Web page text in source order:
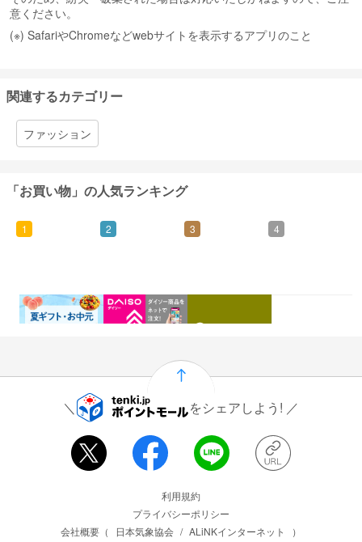
意ください。
(※) SafariやChromeなどwebサイトを表示するアプリのこと
関連するカテゴリー
ファッション
「お買い物」の人気ランキング
1
0.46%還元
2
1.5%還元
3 4
をシェアしよう!
利用規約
プライバシーポリシー
会社概要（
日本気象協会 / ALiNKインターネット
）